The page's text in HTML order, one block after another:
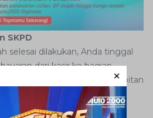
SKPD
selesai dilakukan, Anda tinggal
dari kasir ke bagian
Lalu, tunggulah proses penerbitan